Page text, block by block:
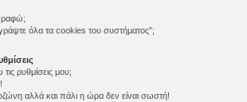
όλα τα cookies του συστήματος”;
ρυθμίσεις μου;
αλλά και πάλι η ώρα δεν είναι σωστή!